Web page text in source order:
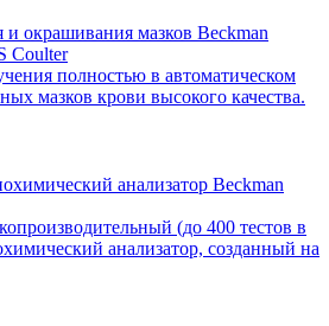
и окрашивания мазков Beckman
Coulter
полностью в автоматическом
мазков крови высокого качества.
анализатор Beckman
(до 400 тестов в
анализатор, созданный на